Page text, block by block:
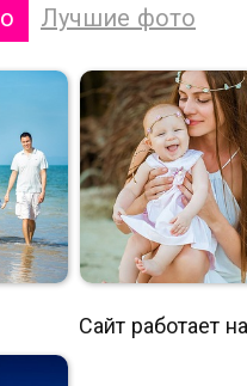
Лучшие фото
Сайт работает